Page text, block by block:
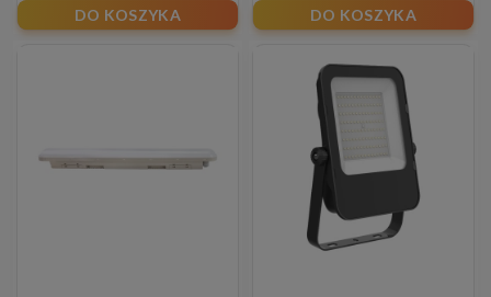
DO KOSZYKA DO KOSZYKA